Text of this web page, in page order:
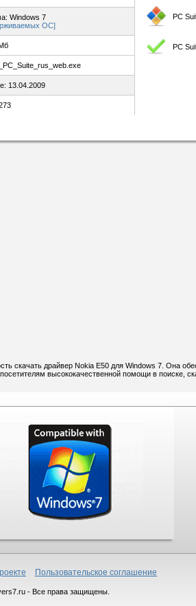
Windows 7
ОС]
13.04.2009
PC
PC
скачать драйвер Nokia E50 для Windows 7. Она
высококачественной помощи в поиске,
Пользовательское соглашение
- Все права защищены.